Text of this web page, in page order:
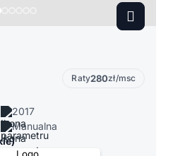
Raty280zł/msc
2017
Manualna